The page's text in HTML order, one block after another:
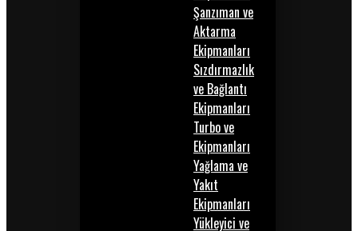
Şanzıman ve
Aktarma
Ekipmanları
Sızdırmazlık
ve Bağlantı
Ekipmanları
Turbo ve
Ekipmanları
Yağlama ve
Yakıt
Ekipmanları
Yükleyici ve